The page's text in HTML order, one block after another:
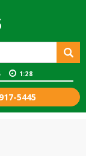
1:28
5445